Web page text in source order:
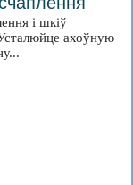
і шкіў
ахоўную